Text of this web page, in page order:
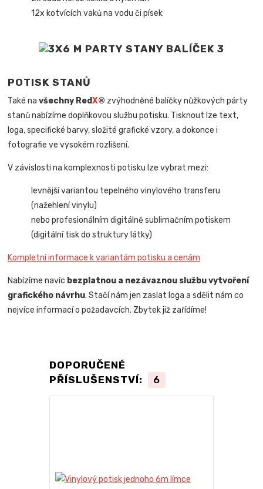
12x kotvících vaků na vodu či písek
POTISK STANŮ
Také navšechny RedX® zvýhodněné balíčky nůžkových párty
stanů nabízíme doplňkovou službu potisku. Tisknout lze text,
loga, specifické barvy, složité grafické vzory, a dokonce i
fotografie ve vysokém rozlišení.
V závislosti na komplexnosti potisku lze vybrat mezi:
levnější variantou tepelného vinylového transferu
(nažehlení vinylu)
nebo profesionálním digitálně sublimačním potiskem
(digitální tisk do struktury látky)
Kompletní informace k variantám potisku a cenám
Nabízíme navíc bezplatnou a nezávaznou službu vytvoření
grafického návrhu. Stačí nám jen zaslat loga a sdělit nám co
nejvíce informací o požadavcích. Zbytek již zařídíme!
DOPORUČENÉ
PŘÍSLUŠENSTVÍ:
6